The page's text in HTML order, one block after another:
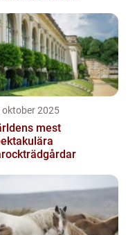
oktober 2025
mest